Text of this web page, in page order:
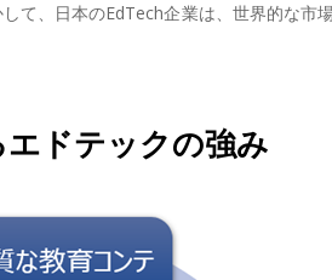
、日本のEdTech企業は、世界的な
ドテックの強み